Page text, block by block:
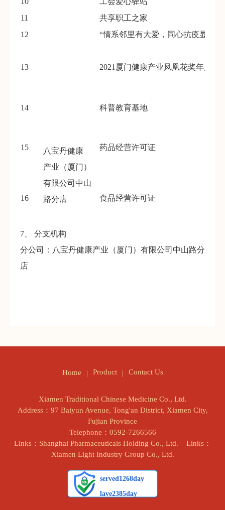
11
共享职工之家
12
“情系邻里有大爱，同心抗疫显担当
13 2021厦门健康产业凤凰花奖年度实
14 科普教育基地
15
八宝丹健康
产业（厦门）
有限公司中山
路分店
药品经营许可证
16 食品经营许可证
7、 分支机构
分公司：八宝丹健康产业（厦门）有限公司中山路分
店
Home Product Contact Us
Xiamen Traditional Chinese Medicine Co., Ltd.
Address：97 Baiyun Avenue, Tong'an District, Xiamen City,
Fujian Province
Telephone：0592-7266566
Links：Shanghai Pharmaceuticals Holding Co., Ltd.
Links：
Xiamen Light Industry Group Co., Ltd.